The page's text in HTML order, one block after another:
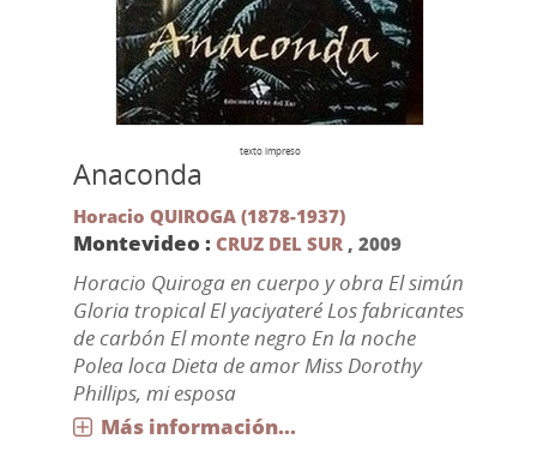
texto impreso
Anaconda
Horacio QUIROGA (1878-1937)
Montevideo : CRUZ DEL SUR, 2009
Horacio Quiroga en cuerpo y obra El simún
Gloria tropical El yaciyateré Los fabricantes
de carbón El monte negro En la noche
Polea loca Dieta de amor Miss Dorothy
Phillips, mi esposa
Más información...